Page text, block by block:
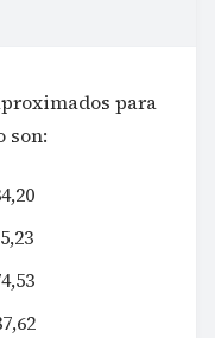
para
son: